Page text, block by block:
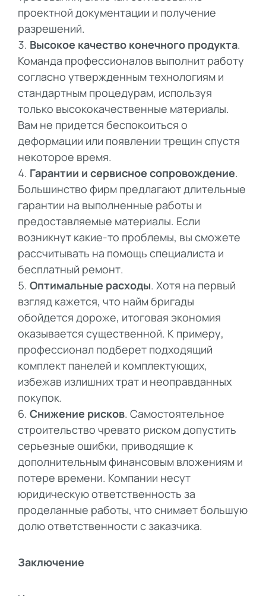
проектной документации и получение
разрешений.
Высокое качество конечного продукта.
Команда профессионалов выполнит работу
согласно утвержденным технологиям и
стандартным процедурам, используя
только высококачественные материалы.
Вам не придется беспокоиться о
деформации или появлении трещин спустя
некоторое время.
Гарантии и сервисное сопровождение.
Большинство фирм предлагают длительные
гарантии на выполненные работы и
предоставляемые материалы. Если
возникнут какие-то проблемы, вы сможете
рассчитывать на помощь специалиста и
бесплатный ремонт.
Оптимальные расходы. Хотя на первый
взгляд кажется, что найм бригады
обойдется дороже, итоговая экономия
оказывается существенной. К примеру,
профессионал подберет подходящий
комплект панелей и комплектующих,
избежав излишних трат и неоправданных
покупок.
Снижение рисков. Самостоятельное
строительство чревато риском допустить
серьезные ошибки, приводящие к
дополнительным финансовым вложениям и
потере времени. Компании несут
юридическую ответственность за
проделанные работы, что снимает большую
долю ответственности с заказчика.
Заключение